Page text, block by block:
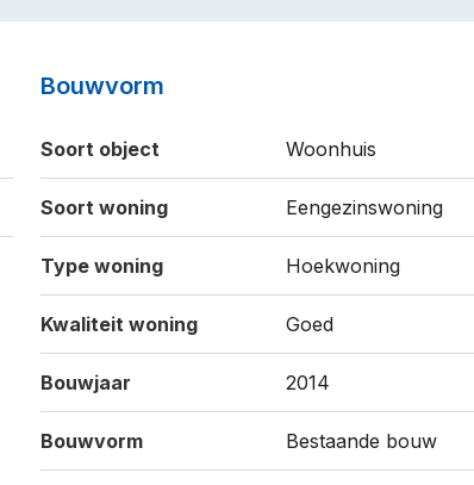
Bouwvorm
Soort object Woonhuis
Soort woning Eengezinswoning
Type woning Hoekwoning
Kwaliteit woning Goed
Bouwjaar 2014
Bouwvorm Bestaande bouw